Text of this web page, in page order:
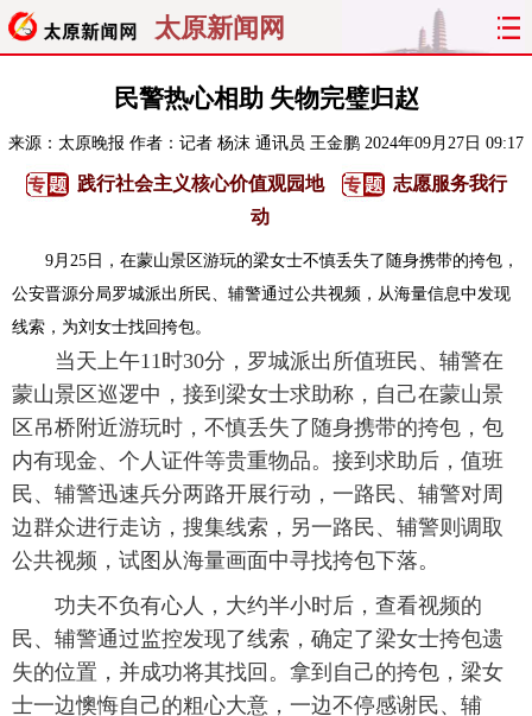
太原新闻网
聚焦 太原
经济 关注 文明 出行
旅游 理财 政务 教育
看天下 晋月读
太原日报 太原晚报 热评 社区
民警热心相助 失物完璧归赵
来源： 太原晚报 作者：记者 杨沫 通讯员 王金鹏 2024年09月27日 09:17
践行社会主义核心价值观园地
志愿服务我行
动
9月25日，在蒙山景区游玩的梁女士不慎丢失了随身携带的挎包，
公安晋源分局罗城派出所民、辅警通过公共视频，从海量信息中发现
线索，为刘女士找回挎包。
当天上午11时30分，罗城派出所值班民、辅警在
蒙山景区巡逻中，接到梁女士求助称，自己在蒙山景
区吊桥附近游玩时，不慎丢失了随身携带的挎包，包
内有现金、个人证件等贵重物品。接到求助后，值班
民、辅警迅速兵分两路开展行动，一路民、辅警对周
边群众进行走访，搜集线索，另一路民、辅警则调取
公共视频，试图从海量画面中寻找挎包下落。
功夫不负有心人，大约半小时后，查看视频的
民、辅警通过监控发现了线索，确定了梁女士挎包遗
失的位置，并成功将其找回。拿到自己的挎包，梁女
士一边懊悔自己的粗心大意，一边不停感谢民、辅